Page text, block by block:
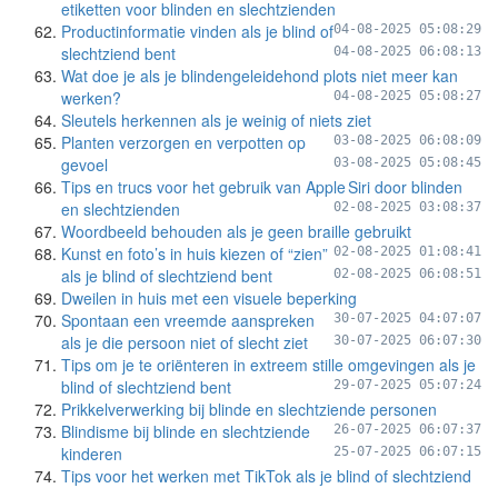
etiketten voor blinden en slechtzienden
04-08-2025 05:08:29
Productinformatie vinden als je blind of
slechtziend bent
04-08-2025 06:08:13
Wat doe je als je blindengeleidehond plots niet meer kan
werken?
04-08-2025 05:08:27
Sleutels herkennen als je weinig of niets ziet
03-08-2025 06:08:09
Planten verzorgen en verpotten op
gevoel
03-08-2025 05:08:45
Tips en trucs voor het gebruik van Apple Siri door blinden
en slechtzienden
02-08-2025 03:08:37
Woordbeeld behouden als je geen braille gebruikt
02-08-2025 01:08:41
Kunst en foto’s in huis kiezen of “zien”
als je blind of slechtziend bent
02-08-2025 06:08:51
Dweilen in huis met een visuele beperking
30-07-2025 04:07:07
Spontaan een vreemde aanspreken
als je die persoon niet of slecht ziet
30-07-2025 06:07:30
Tips om je te oriënteren in extreem stille omgevingen als je
blind of slechtziend bent
29-07-2025 05:07:24
Prikkelverwerking bij blinde en slechtziende personen
26-07-2025 06:07:37
Blindisme bij blinde en slechtziende
kinderen
25-07-2025 06:07:15
Tips voor het werken met TikTok als je blind of slechtziend